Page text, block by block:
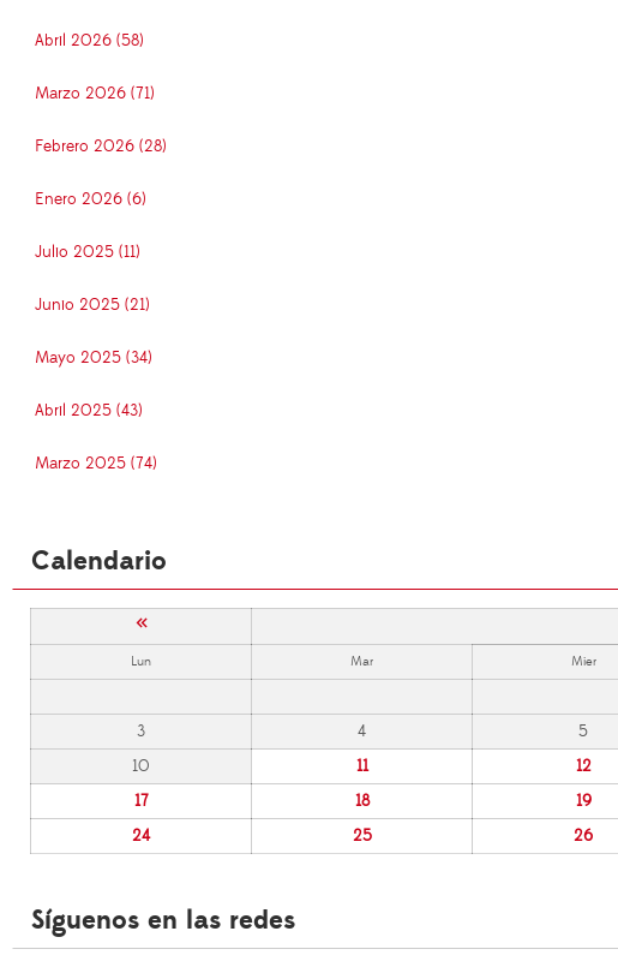
Abril 2026 (58)
Marzo 2026 (71)
Febrero 2026 (28)
Enero 2026 (6)
Julio 2025 (11)
Junio 2025 (21)
Mayo 2025 (34)
Abril 2025 (43)
Marzo 2025 (74)
Calendario
«
Lun Mar Mier
3
4 5
10
11 12
17
18 19
24
25 26
Síguenos en las redes